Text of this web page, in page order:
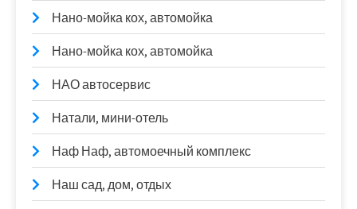
Нано-мойка кох, автомойка
Нано-мойка кох, автомойка
НАО автосервис
Натали, мини-отель
Наф Наф, автомоечный комплекс
Наш сад, дом, отдых